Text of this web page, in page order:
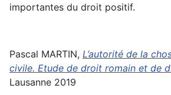
importantes du droit positif.
Pascal MARTIN, L’autorité de la
civile. Etude de droit romain et de
Lausanne 2019